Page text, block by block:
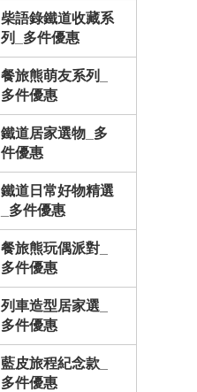
柴語錄鐵道收藏系
列_多件優惠
餐旅熊萌友系列_
多件優惠
鐵道居家選物_多
件優惠
鐵道日常好物精選
_多件優惠
餐旅熊玩偶派對_
多件優惠
列車造型居家選_
多件優惠
藍皮旅程紀念款_
多件優惠